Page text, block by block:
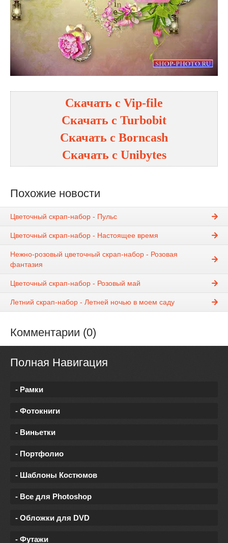
Скачать с Vip-file
Скачать с Turbobit
Скачать с Borncash
Скачать с Unibytes
Похожие новости
Цветочный скрап-набор - Пульс
Цветочный скрап-набор - Настоящее время
Нежно-розовый цветочный скрап-набор - Розовая
фантазия
Цветочный скрап-набор - Розовый май
Летний скрап-набор - Летней ночью в моем саду
Комментарии (0)
Полная Навигация
- Рамки
- Фотокниги
- Виньетки
- Портфолио
- Шаблоны Костюмов
- Все для Photoshop
- Обложки для DVD
- Футажи